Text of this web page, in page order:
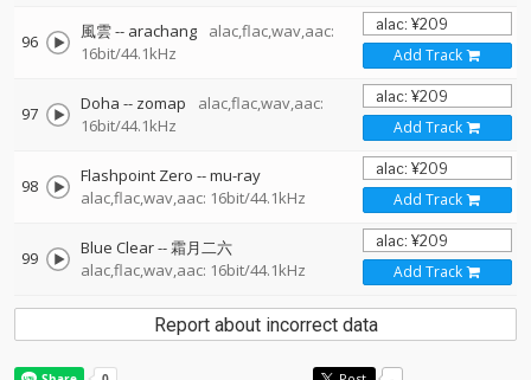
96 風雲-- arachang
alac,flac,wav,aac:
16bit/44.1kHz
Add Track
97 Doha -- zomap
alac,flac,wav,aac:
16bit/44.1kHz
Add Track
98 Flashpoint Zero --mu-ray
alac,flac,wav,aac: 16bit/44.1kHz
Add Track
99 Blue Clear--霜月二六
alac,flac,wav,aac: 16bit/44.1kHz
Add Track
Report about incorrect data